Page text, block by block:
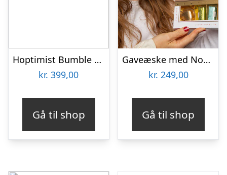
Hoptimist Bumble Oak – Medium
kr. 399,00
Gå til shop
Gaveæske med Nougat – Niederegger
kr. 249,00
Gå til shop